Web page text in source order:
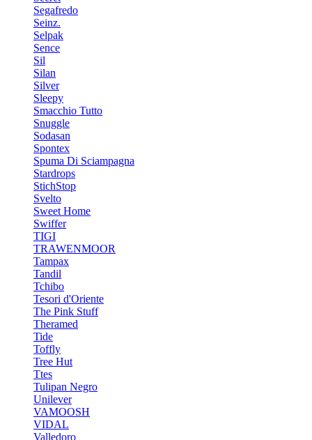
Segafredo
Seinz.
Selpak
Sence
Sil
Silan
Silver
Sleepy
Smacchio Tutto
Snuggle
Sodasan
Spontex
Spuma Di Sciampagna
Stardrops
StichStop
Svelto
Sweet Home
Swiffer
TIGI
TRAWENMOOR
Tampax
Tandil
Tchibo
Tesori d'Oriente
The Pink Stuff
Theramed
Tide
Toffly
Tree Hut
Ttes
Tulipan Negro
Unilever
VAMOOSH
VIDAL
Valledoro